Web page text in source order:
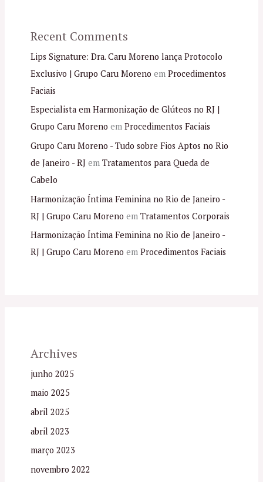
Recent Comments
Lips Signature: Dra. Caru Moreno lança Protocolo
Exclusivo | Grupo Caru Moreno em Procedimentos
Faciais
Especialista em Harmonização de Glúteos no RJ |
Grupo Caru Moreno em Procedimentos Faciais
Grupo Caru Moreno - Tudo sobre Fios Aptos no Rio
de Janeiro - RJem Tratamentos para Queda de
Cabelo
Harmonização Íntima Feminina no Rio de Janeiro -
RJ | Grupo Caru Moreno em Tratamentos Corporais
Harmonização Íntima Feminina no Rio de Janeiro -
RJ | Grupo Caru Moreno em Procedimentos Faciais
Archives
junho 2025
maio 2025
abril 2025
abril 2023
março 2023
novembro 2022